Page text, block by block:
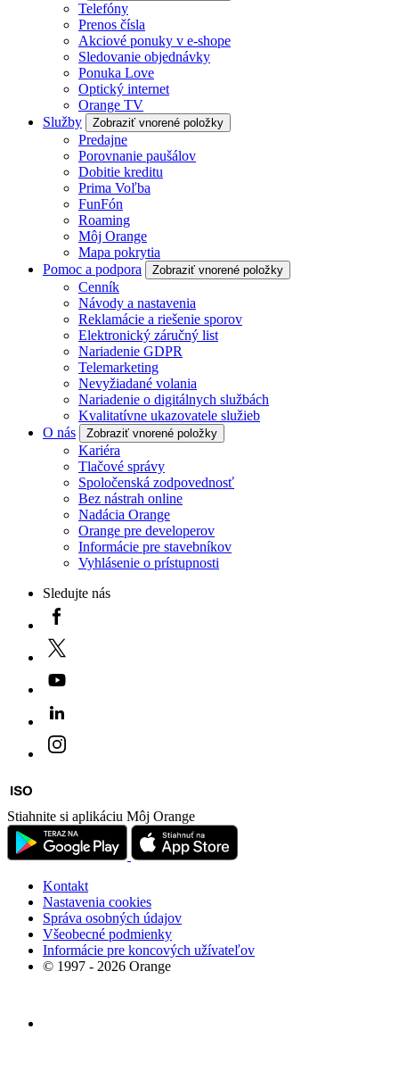
Telefóny
Prenos čísla
Akciové ponuky v e-shope
Sledovanie objednávky
Ponuka Love
Optický internet
Orange TV
Služby
Zobraziť vnorené položky
Predajne
Porovnanie paušálov
Dobitie kreditu
Prima Voľba
FunFón
Roaming
Môj Orange
Mapa pokrytia
Pomoc a podpora
Zobraziť vnorené položky
Cenník
Návody a nastavenia
Reklamácie a riešenie sporov
Elektronický záručný list
Nariadenie GDPR
Telemarketing
Nevyžiadané volania
Nariadenie o digitálnych službách
Kvalitatívne ukazovatele služieb
O nás
Zobraziť vnorené položky
Kariéra
Tlačové správy
Spoločenská zodpovednosť
Bez nástrah online
Nadácia Orange
Orange pre developerov
Informácie pre stavebníkov
Vyhlásenie o prístupnosti
Sledujte nás
Stiahnite si aplikáciu Môj Orange
Kontakt
Nastavenia cookies
Správa osobných údajov
Všeobecné podmienky
Informácie pre koncových užívateľov
© 1997 - 2026 Orange